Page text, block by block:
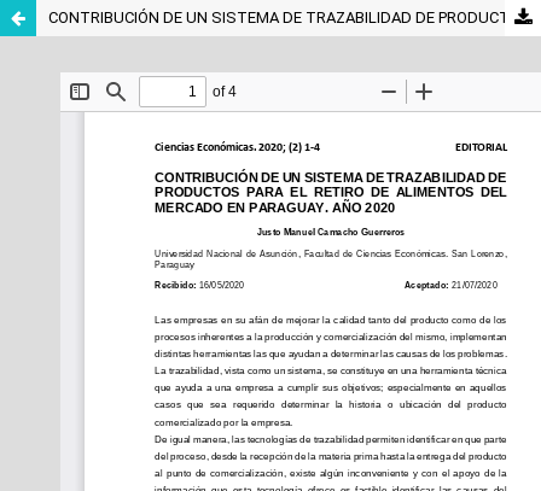
CONTRIBUCIÓN DE UN SISTEMA DE TRAZABILIDAD DE PRODUCTOS PARA EL RETIRO DE ALIMENTOS DEL MERCADO EN PARAGUAY. AÑO 2020